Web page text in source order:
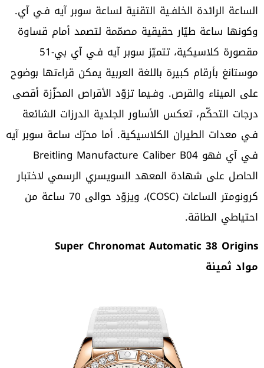
الساعة الرائدة الخلفـية التقنية لساعة سوبر آيه فـي آي.
وكونها ساعة طيّار حقيقية مصمّمة لتصمد أمام قساوة
مقصورة كلاسيكية، تتميّز سوبر آيه فـي آي بي-51
موستانغ بأرقام كبيرة باللغة العربية يمكن قراءتها بوضوح
على الميناء والقرص. وفـيما تزوّد الأقراص المحزّزة أقصى
درجات التحكّم، تعكس الأساور الجلدية الدرزات الشائعة
فـي معدات الطيران الكلاسيكية. أما محرّك ساعة سوبر آيه
فـي آي فهو Breitling Manufacture Caliber B04
الحاصل على شهادة المعهد السويسري الرسمي لاختبار
كرونومتر الساعات (COSC)، ويزوّد حوالى 70 ساعة من
احتياطي الطاقة.
Super Chronomat Automatic 38 Origins
مواد ثمينة